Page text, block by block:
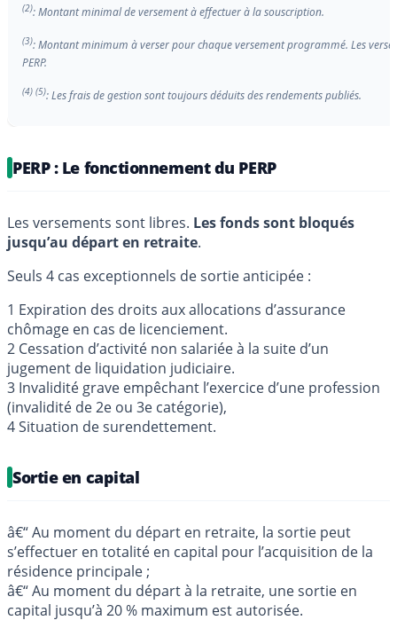
(2): Montant minimal de versement à effectuer à la souscription.
(3): Montant minimum à verser pour chaque versement programmé. Les
PERP.
(4) (5): Les frais de gestion sont toujours déduits des rendements publiés.
PERP : Le fonctionnement du PERP
Les versements sont libres. Les fonds sont bloqués
jusqu’au départ en retraite.
Seuls 4 cas exceptionnels de sortie anticipée :
1 Expiration des droits aux allocations d’assurance
chômage en cas de licenciement.
2 Cessation d’activité non salariée à la suite d’un
jugement de liquidation judiciaire.
3 Invalidité grave empêchant l’exercice d’une profession
(invalidité de 2e ou 3e catégorie),
4 Situation de surendettement.
Sortie en capital
â€“ Au moment du départ en retraite, la sortie peut
s’effectuer en totalité en capital pour l’acquisition de la
résidence principale ;
â€“ Au moment du départ à la retraite, une sortie en
capital jusqu’à 20 % maximum est autorisée.